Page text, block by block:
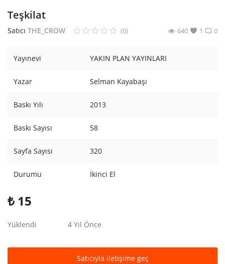
Hobi Kitapları
Mağazalar
Blog
İletişim
Teşkilat
Satıcı THE_CROW 0
(0) 1
640
Yayınevi YAKIN PLAN YAYINLARI
Yazar Selman Kayabaşı
Baskı Yılı 2013
Baskı Sayısı 58
Sayfa Sayısı 320
Durumu İkinci El
₺ 15
Yüklendi 4 Yıl Önce
Satıcıyla iletişime geç